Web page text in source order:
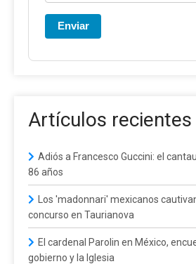
Enviar
Artículos recientes
Adiós a Francesco Guccini: el
86 años
Los 'madonnari' mexicanos
concurso en Taurianova
El cardenal Parolin en México,
gobierno y la Iglesia